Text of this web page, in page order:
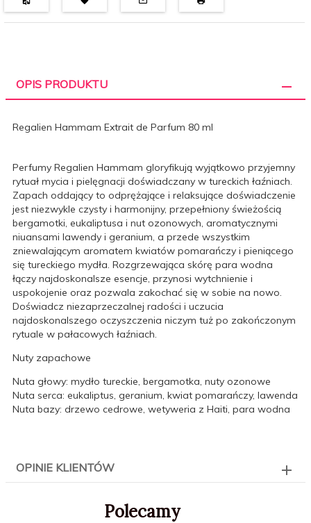
OPIS PRODUKTU
Regalien Hammam Extrait de Parfum 80 ml
Perfumy Regalien Hammam gloryfikują wyjątkowo przyjemny
rytuał mycia i pielęgnacji doświadczany w tureckich łaźniach.
Zapach oddający to odprężające i relaksujące doświadczenie
jest niezwykle czysty i harmonijny, przepełniony świeżością
bergamotki, eukaliptusa i nut ozonowych, aromatycznymi
niuansami lawendy i geranium, a przede wszystkim
zniewalającym aromatem kwiatów pomarańczy i pieniącego
się tureckiego mydła. Rozgrzewająca skórę para wodna
łączy najdoskonalsze esencje, przynosi wytchnienie i
uspokojenie oraz pozwala zakochać się w sobie na nowo.
Doświadcz niezaprzeczalnej radości i uczucia
najdoskonalszego oczyszczenia niczym tuż po zakończonym
rytuale w pałacowych łaźniach.
Nuty zapachowe
Nuta głowy: mydło tureckie, bergamotka, nuty ozonowe
Nuta serca: eukaliptus, geranium, kwiat pomarańczy, lawenda
Nuta bazy: drzewo cedrowe, wetyweria z Haiti, para wodna
OPINIE KLIENTÓW
Polecamy